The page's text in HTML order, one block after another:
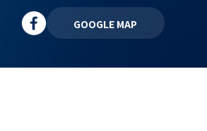
GOOGLE MAP